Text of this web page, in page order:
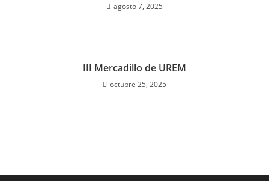
agosto 7, 2025
III Mercadillo de UREM
octubre 25, 2025